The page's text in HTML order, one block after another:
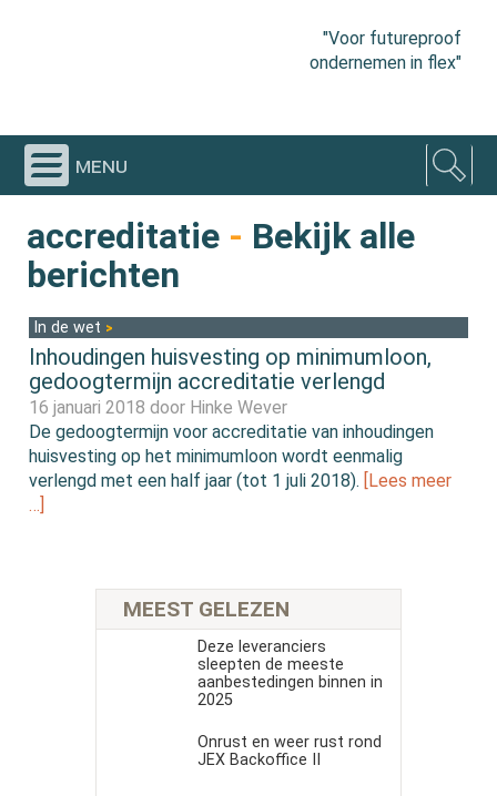
"Voor futureproof
ondernemen in flex"
menu
accreditatie - Bekijk alle
berichten
In de wet
Inhoudingen huisvesting op minimumloon,
gedoogtermijn accreditatie verlengd
16 januari 2018 door Hinke Wever
De gedoogtermijn voor accreditatie van inhoudingen
huisvesting op het minimumloon wordt eenmalig
verlengd met een half jaar (tot 1 juli 2018). [Lees meer
…]
MEEST GELEZEN
Deze leveranciers
sleepten de meeste
aanbestedingen binnen in
2025
Onrust en weer rust rond
JEX Backoffice II